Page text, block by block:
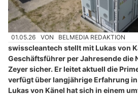
01.05.26 VON BELMEDIA REDAKTION
swisscleantech stellt mit Lukas von
Geschäftsführer per Jahresende die
Zeyer sicher. Er leitet aktuell die
verfügt über langjährige Erfahrung
Lukas von Känel hat sich in einem